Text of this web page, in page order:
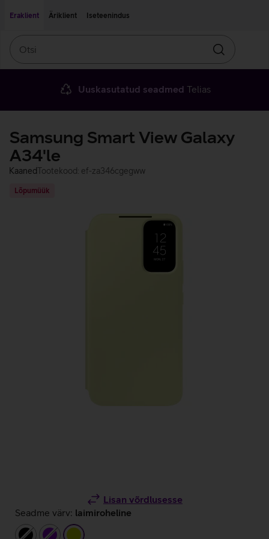
Eraklient
Äriklient Iseteenindus
Otsin
Uuskasutatud seadmed Telias
Samsung Smart View Galaxy
A34'le
KaanedTootekood: ef-za346cgegww
Lõpumüük
Lisan võrdlusesse
Seadme värv: laimiroheline
mustlilla laimiroheline